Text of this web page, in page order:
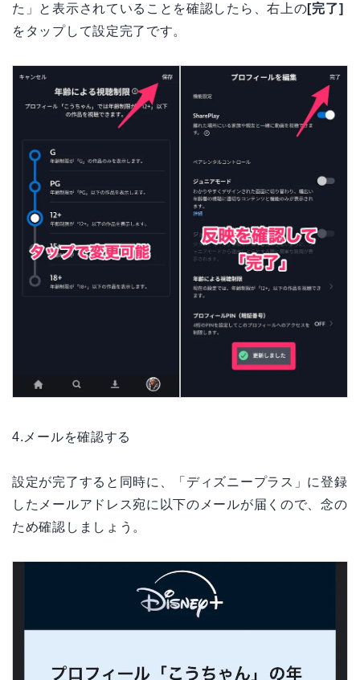
た」と表示されていることを確認したら、右上の[完了]
をタップして設定完了です。
4.メールを確認する
設定が完了すると同時に、「ディズニープラス」に登録
したメールアドレス宛に以下のメールが届くので、念の
ため確認しましょう。